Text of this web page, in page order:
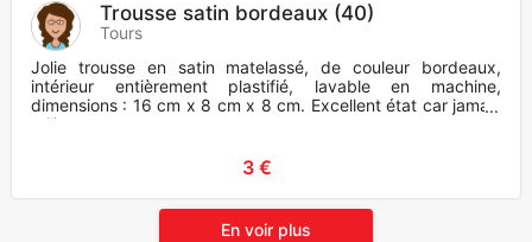
Trousse satin bordeaux (40)
Tours
Jolie trousse en satin matelassé, de couleur bordeaux,
intérieur entièrement plastifié, lavable en machine,
dimensions : 16 cm x 8 cm x 8 cm. Excellent état car jamais
utili
3 €
En voir plus